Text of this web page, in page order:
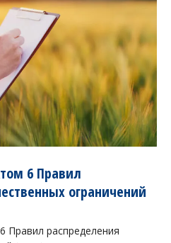
6 Правил
ограничений
Правил распределения